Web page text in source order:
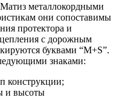
металлокордными
они сопоставимы
протектора и
с дорожным
буквами “M+S”.
знаками:
конструкции;
и высоты